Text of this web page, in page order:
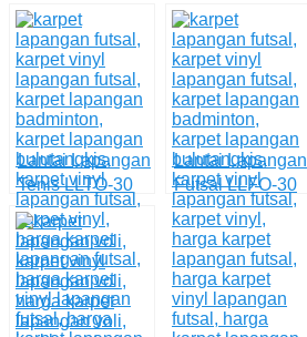
Lantai Lapangan
Tenis LLTO-30
Lantai Lapangan
Futsal LLFO-30